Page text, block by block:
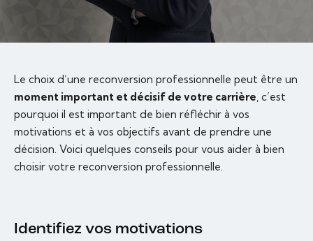
Le choix d’une reconversion professionnelle peut être un
moment important et décisif de votre carrière, c’est
pourquoi il est important de bien réfléchir à vos
motivations et à vos objectifs avant de prendre une
décision. Voici quelques conseils pour vous aider à bien
choisir votre reconversion professionnelle.
Identifiez vos motivations